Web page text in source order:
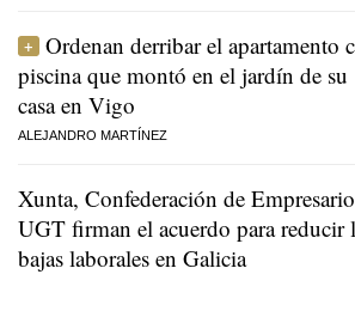
Ordenan derribar el apartamento
piscina que montó en el jardín de su
casa en Vigo
ALEJANDRO MARTÍNEZ
Xunta, Confederación de
UGT firman el acuerdo para reducir
bajas laborales en Galicia